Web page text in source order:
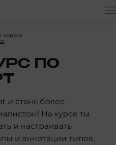
курсов
ПО
и стань более
На курсе ты
и настраивать
и аннотации типов,